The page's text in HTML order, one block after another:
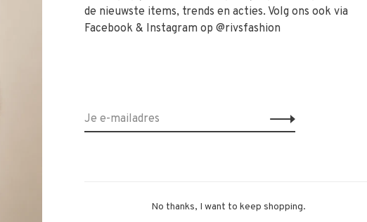
WhatsApp op 06-13069593, mail
in Alkmaar – Ritsevoort 21!
de nieuwste items, trends en acties. Volg ons ook via
Facebook & Instagram op @rivsfashion
No thanks, I want to keep shopping.